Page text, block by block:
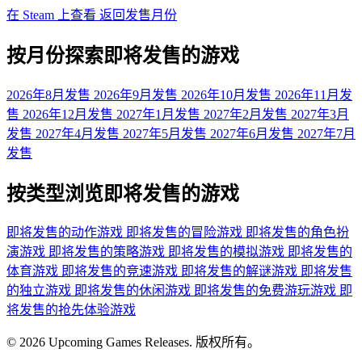
在 Steam 上查看 返回发售月份
按月份探索即将发售的游戏
2026年8月发售 2026年9月发售 2026年10月发售 2026年11月发
售 2026年12月发售 2027年1月发售 2027年2月发售 2027年3月
发售 2027年4月发售 2027年5月发售 2027年6月发售 2027年7月
发售
按类型浏览即将发售的游戏
即将发售的动作游戏 即将发售的冒险游戏 即将发售的角色扮
演游戏 即将发售的策略游戏 即将发售的模拟游戏 即将发售的
体育游戏 即将发售的竞速游戏 即将发售的解谜游戏 即将发售
的独立游戏 即将发售的休闲游戏 即将发售的免费游玩游戏 即
将发售的抢先体验游戏
© 2026 Upcoming Games Releases. 版权所有。